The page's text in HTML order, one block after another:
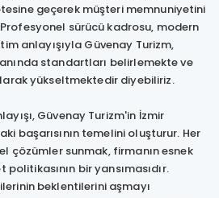
geçerek müşteri memnuniyetini
sürücü kadrosu, modern
anlayışıyla Güvenay Turizm,
standartları belirlemekte ve
yükseltmektedir diyebiliriz.
Güvenay Turizm'in İzmir
başarısının temelini oluşturur. Her
çözümler sunmak, firmanın esnek
bir yansımasıdır.
beklentilerini aşmayı